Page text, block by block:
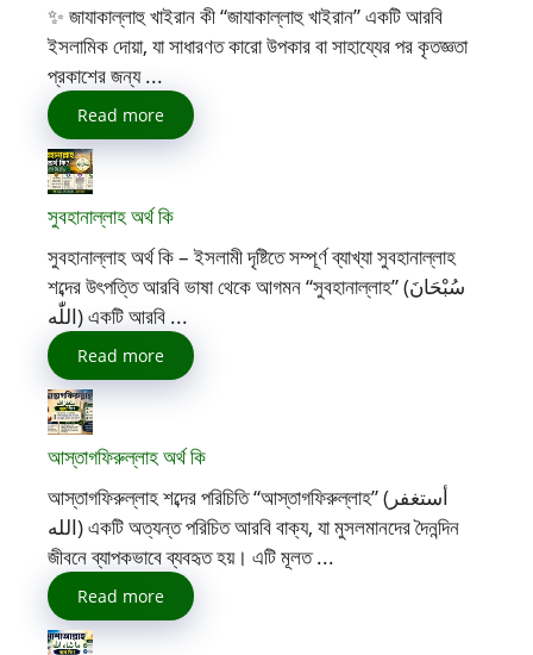
✨ জাযাকাল্লাহু খাইরান কী “জাযাকাল্লাহু খাইরান” একটি আরবি
ইসলামিক দোয়া, যা সাধারণত কারো উপকার বা সাহায্যের পর কৃতজ্ঞতা
প্রকাশের জন্য ...
Read more
সুবহানাল্লাহ অর্থ কি
সুবহানাল্লাহ অর্থ কি – ইসলামী দৃষ্টিতে সম্পূর্ণ ব্যাখ্যা সুবহানাল্লাহ
শব্দের উৎপত্তি আরবি ভাষা থেকে আগমন “সুবহানাল্লাহ” (سُبْحَانَ
اللّٰه) একটি আরবি ...
Read more
আস্তাগফিরুল্লাহ অর্থ কি
আস্তাগফিরুল্লাহ শব্দের পরিচিতি “আস্তাগফিরুল্লাহ” (أستغفر
الله) একটি অত্যন্ত পরিচিত আরবি বাক্য, যা মুসলমানদের দৈনন্দিন
জীবনে ব্যাপকভাবে ব্যবহৃত হয়। এটি মূলত ...
Read more